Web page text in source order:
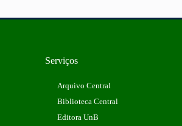
Serviços
Arquivo Central
Biblioteca Central
Editora UnB